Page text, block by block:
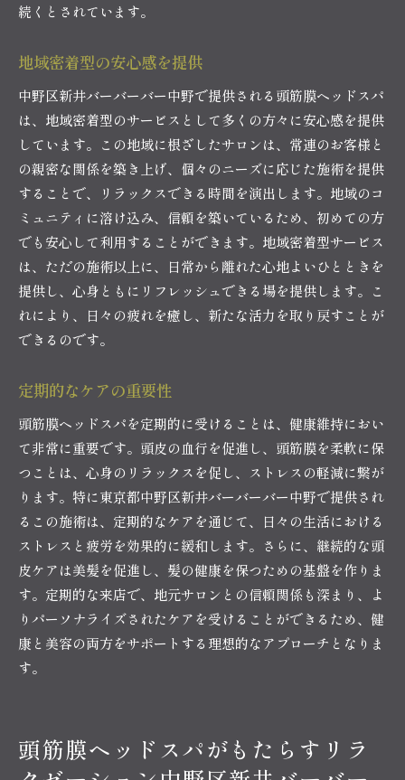
続くとされています。
地域密着型の安心感を提供
中野区新井バーバーバー中野で提供される頭筋膜ヘッドスパ
は、地域密着型のサービスとして多くの方々に安心感を提供
しています。この地域に根ざしたサロンは、常連のお客様と
の親密な関係を築き上げ、個々のニーズに応じた施術を提供
することで、リラックスできる時間を演出します。地域のコ
ミュニティに溶け込み、信頼を築いているため、初めての方
でも安心して利用することができます。地域密着型サービス
は、ただの施術以上に、日常から離れた心地よいひとときを
提供し、心身ともにリフレッシュできる場を提供します。こ
れにより、日々の疲れを癒し、新たな活力を取り戻すことが
できるのです。
定期的なケアの重要性
頭筋膜ヘッドスパを定期的に受けることは、健康維持におい
て非常に重要です。頭皮の血行を促進し、頭筋膜を柔軟に保
つことは、心身のリラックスを促し、ストレスの軽減に繋が
ります。特に東京都中野区新井バーバーバー中野で提供され
るこの施術は、定期的なケアを通じて、日々の生活における
ストレスと疲労を効果的に緩和します。さらに、継続的な頭
皮ケアは美髪を促進し、髪の健康を保つための基盤を作りま
す。定期的な来店で、地元サロンとの信頼関係も深まり、よ
りパーソナライズされたケアを受けることができるため、健
康と美容の両方をサポートする理想的なアプローチとなりま
す。
頭筋膜ヘッドスパがもたらすリラ